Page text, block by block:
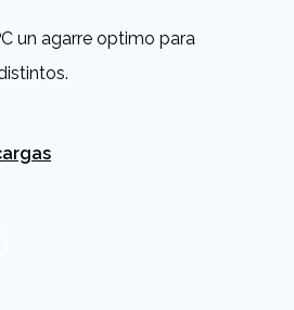
un agarre optimo para